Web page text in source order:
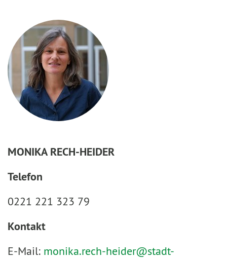
MONIKA RECH-HEIDER
Telefon
0221 221 323 79
Kontakt
E-Mail: monika.rech-heider@stadt-